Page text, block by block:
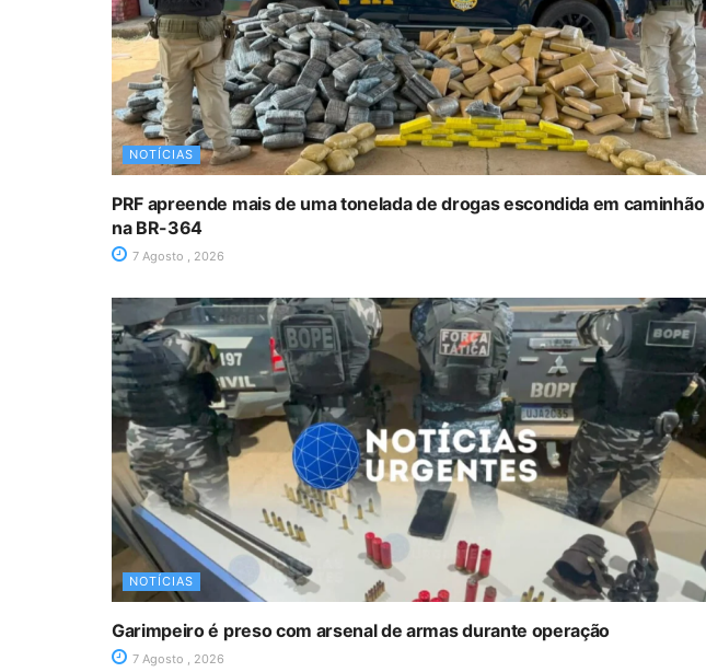
NOTÍCIAS
PRF apreende mais de uma tonelada de drogas escondida em caminhão
na BR-364
7 Agosto , 2026
NOTÍCIAS
Garimpeiro é preso com arsenal de armas durante operação
7 Agosto , 2026